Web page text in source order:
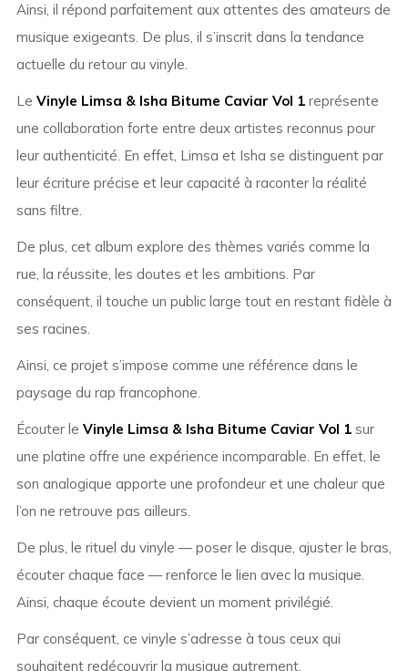
Ainsi, il répond parfaitement aux attentes des amateurs de
musique exigeants. De plus, il s’inscrit dans la tendance
actuelle du retour au vinyle.
Le Vinyle Limsa & Isha Bitume Caviar Vol 1représente
une collaboration forte entre deux artistes reconnus pour
leur authenticité. En effet, Limsa et Isha se distinguent par
leur écriture précise et leur capacité à raconter la réalité
sans filtre.
De plus, cet album explore des thèmes variés comme la
rue, la réussite, les doutes et les ambitions. Par
conséquent, il touche un public large tout en restant fidèle à
ses racines.
Ainsi, ce projet s’impose comme une référence dans le
paysage du rap francophone.
Écouter le Vinyle Limsa & Isha Bitume Caviar Vol 1sur
une platine offre une expérience incomparable. En effet, le
son analogique apporte une profondeur et une chaleur que
l’on ne retrouve pas ailleurs.
De plus, le rituel du vinyle — poser le disque, ajuster le bras,
écouter chaque face — renforce le lien avec la musique.
Ainsi, chaque écoute devient un moment privilégié.
Par conséquent, ce vinyle s’adresse à tous ceux qui
souhaitent redécouvrir la musique autrement.